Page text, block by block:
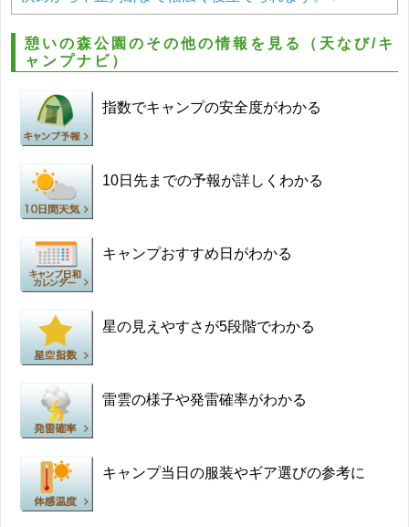
憩いの森公園のその他の情報を見る（天なび/キ
ャンプナビ）
指数でキャンプの安全度がわかる
10日先までの予報が詳しくわかる
キャンプおすすめ日がわかる
星の見えやすさが5段階でわかる
雷雲の様子や発雷確率がわかる
キャンプ当日の服装やギア選びの参考に